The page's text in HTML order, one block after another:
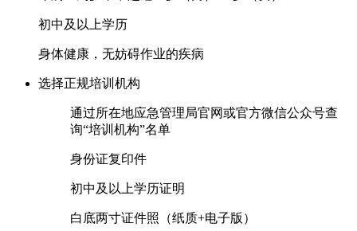
初中及以上学历
身体健康，无妨碍作业的疾病 ‌‌
‌选择正规培训机构‌
通过所在地‌应急管理局官网‌或‌官方微信公众号‌查
询“培训机构”名单
身份证复印件
初中及以上学历证明
白底两寸证件照（纸质+电子版）